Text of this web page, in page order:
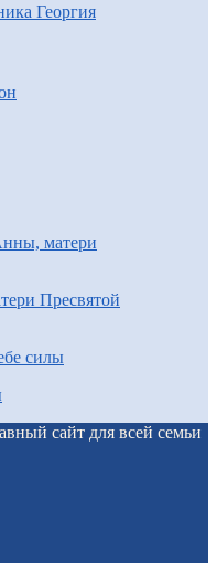
Георгия
Пресвятой
сайт для всей семьи